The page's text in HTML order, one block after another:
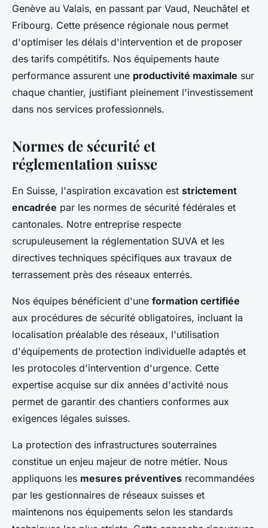
Genève au Valais, en passant par Vaud, Neuchâtel et
Fribourg. Cette présence régionale nous permet
d'optimiser les délais d'intervention et de proposer
des tarifs compétitifs. Nos équipements haute
performance assurent une productivité maximale sur
chaque chantier, justifiant pleinement l'investissement
dans nos services professionnels.
Normes de sécurité et
réglementation suisse
En Suisse, l'aspiration excavation est strictement
encadrée par les normes de sécurité fédérales et
cantonales. Notre entreprise respecte
scrupuleusement la réglementation SUVA et les
directives techniques spécifiques aux travaux de
terrassement près des réseaux enterrés.
Nos équipes bénéficient d'une formation certifiée
aux procédures de sécurité obligatoires, incluant la
localisation préalable des réseaux, l'utilisation
d'équipements de protection individuelle adaptés et
les protocoles d'intervention d'urgence. Cette
expertise acquise sur dix années d'activité nous
permet de garantir des chantiers conformes aux
exigences légales suisses.
La protection des infrastructures souterraines
constitue un enjeu majeur de notre métier. Nous
appliquons les mesures préventives recommandées
par les gestionnaires de réseaux suisses et
maintenons nos équipements selon les standards